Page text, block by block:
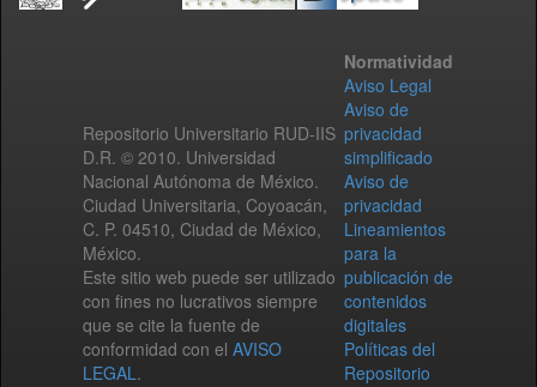
Repositorio Universitario RUD-IIS
D.R. © 2010. Universidad
Nacional Autónoma de México.
Ciudad Universitaria, Coyoacán,
C. P. 04510, Ciudad de México,
México.
Este sitio web puede ser utilizado
con fines no lucrativos siempre
que se cite la fuente de
conformidad con el AVISO
LEGAL.
Normatividad
Aviso Legal
Aviso de
privacidad
simplificado
Aviso de
privacidad
Lineamientos
para la
publicación de
contenidos
digitales
Políticas del
Repositorio